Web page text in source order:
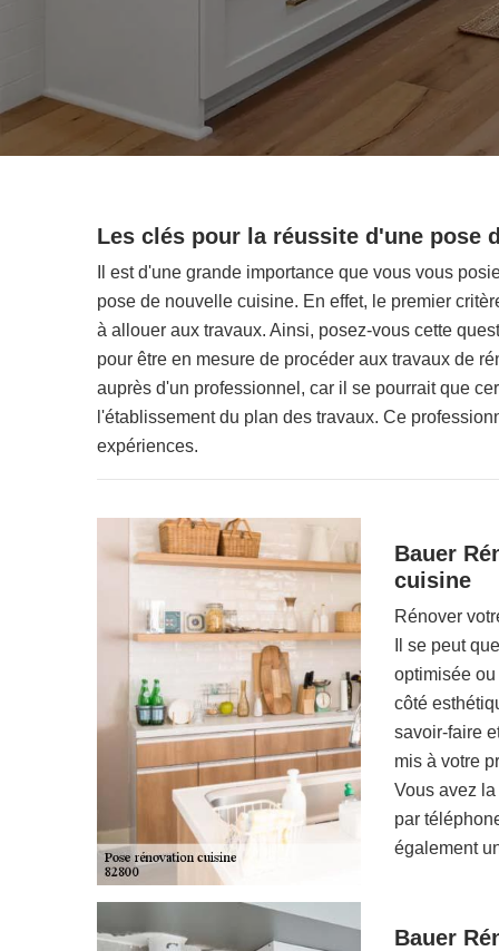
Les clés pour la réussite d'une pose
Il est d'une grande importance que vous vous
pose de nouvelle cuisine. En effet, le premier
à allouer aux travaux. Ainsi, posez-vous cette
pour être en mesure de procéder aux travaux de
auprès d'un professionnel, car il se pourrait que
l'établissement du plan des travaux. Ce
expériences.
Bauer
cuisine
Rénover
Il se peut
optimisée
côté
savoir-faire
mis à votre
Vous avez
par
également
Bauer